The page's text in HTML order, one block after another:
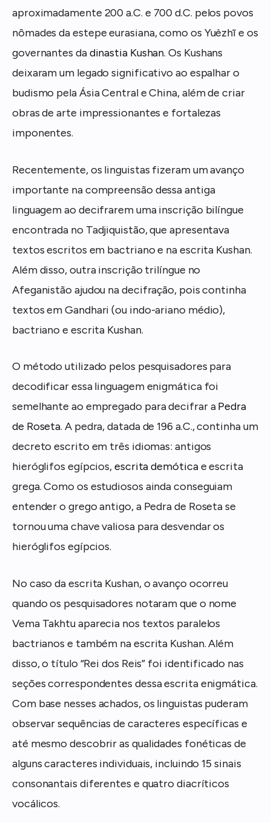
aproximadamente 200 a.C. e 700 d.C. pelos povos
nômades da estepe eurasiana, como os Yuèzhī e os
governantes dadinastia Kushan. Os Kushans
deixaram um legado significativo ao espalhar o
budismo pela Ásia Central e China, além de criar
obras de arte impressionantes e fortalezas
imponentes.
Recentemente, os linguistas fizeram um avanço
importante na compreensão dessa antiga
linguagem ao decifrarem uma inscrição bilíngue
encontrada no Tadjiquistão, que apresentava
textos escritos em bactriano e na escrita Kushan.
Além disso, outra inscrição trilíngue no
Afeganistão ajudou na decifração, pois continha
textos em Gandhari (ou indo-ariano médio),
bactriano e escrita Kushan.
O método utilizado pelos pesquisadores para
decodificar essa linguagem enigmática foi
semelhante ao empregado para decifrar aPedra
de Roseta. A pedra, datada de 196 a.C., continha um
decreto escrito em três idiomas: antigos
hieróglifos egípcios,escrita demóticae escrita
grega. Como os estudiosos ainda conseguiam
entender o grego antigo, a Pedra de Roseta se
tornou uma chave valiosa para desvendar os
hieróglifos egípcios.
No caso da escrita Kushan, o avanço ocorreu
quando os pesquisadores notaram que o nome
Vema Takhtu aparecia nos textos paralelos
bactrianos e também na escrita Kushan. Além
disso, o título “Rei dos Reis” foi identificado nas
seções correspondentes dessa escrita enigmática.
Com base nesses achados, os linguistas puderam
observar sequências de caracteres específicas e
até mesmo descobrir as qualidades fonéticas de
alguns caracteres individuais, incluindo 15 sinais
consonantais diferentes e quatro diacríticos
vocálicos.